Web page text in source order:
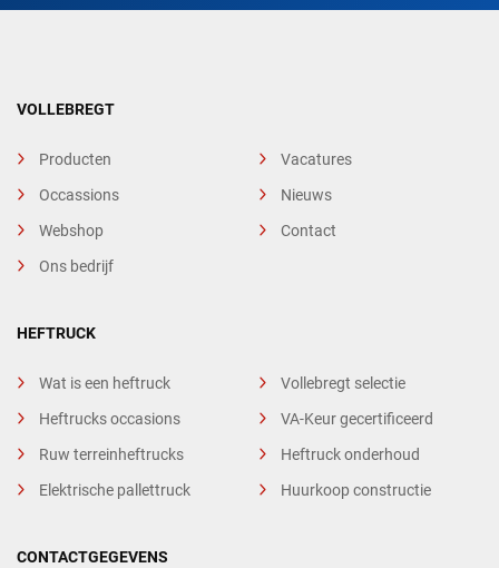
VOLLEBREGT
Producten
Occassions
Webshop
Ons bedrijf
Vacatures
Nieuws
Contact
HEFTRUCK
Wat is een heftruck
Heftrucks occasions
Ruw terreinheftrucks
Elektrische pallettruck
Vollebregt selectie
VA-Keur gecertificeerd
Heftruck onderhoud
Huurkoop constructie
CONTACTGEGEVENS